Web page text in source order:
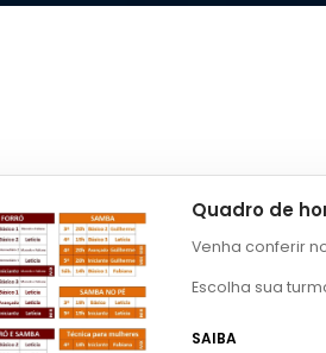
Quadro de
Venha conferir
Escolha sua
SAIBA